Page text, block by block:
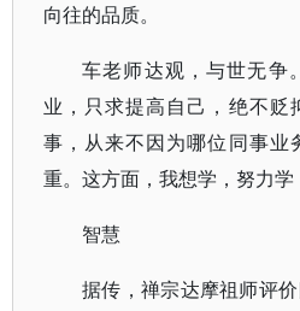
向往的品质。
车老师达观，与世无争
业，只求提高自己，绝不贬
事，从来不因为哪位同事业
重。这方面，我想学，努力学
智慧
据传，禅宗达摩祖师评